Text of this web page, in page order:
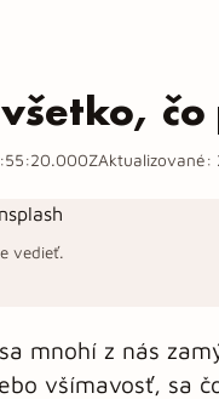
Aktualizované:
vedieť.
mnohí z nás
všímavosť, sa